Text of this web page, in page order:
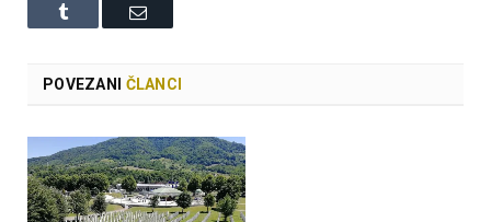
Tumblr Email
POVEZANI ČLANCI